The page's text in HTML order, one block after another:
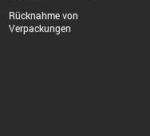
Rücknahme von
Verpackungen